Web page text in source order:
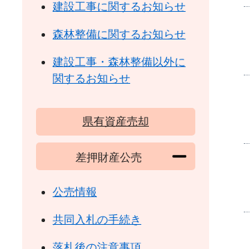
建設工事に関するお知らせ
森林整備に関するお知らせ
建設工事・森林整備以外に
関するお知らせ
県有資産売却
差押財産公売
公売情報
共同入札の手続き